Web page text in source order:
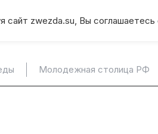
сайт zwezda.su, Вы
Молодежная столица РФ